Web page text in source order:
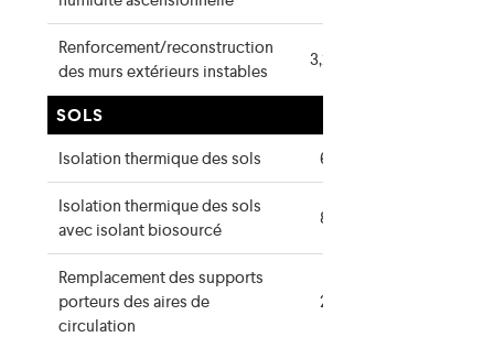
Renforcement/reconstruction
des murs extérieurs instables
3,20 €/m²
SOLS
Isolation thermique des sols 6 €/m²
Isolation thermique des sols
avec isolant biosourcé
8 €/m²
Remplacement des supports
porteurs des aires de
circulation
2 €/m²